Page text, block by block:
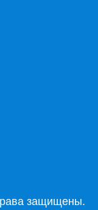
защищены.